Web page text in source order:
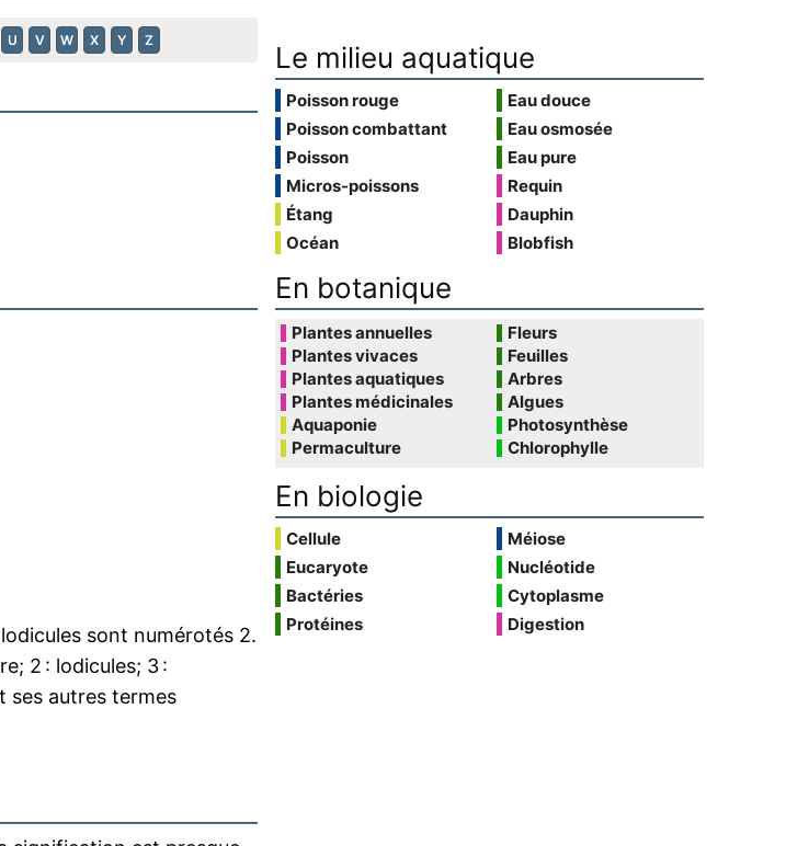
U V W X Y Z
sont numérotés 2.
2 : lodicules; 3 :
ses autres termes
Le milieu aquatique
Poisson rouge
Poisson combattant
Poisson
Micros-poissons
Étang
Océan
Eau douce
Eau osmosée
Eau pure
Requin
Dauphin
Blobfish
En botanique
Plantes annuelles
Plantes vivaces
Plantes aquatiques
Plantes médicinales
Aquaponie
Permaculture
Fleurs
Feuilles
Arbres
Algues
Photosynthèse
Chlorophylle
En biologie
Cellule
Eucaryote
Bactéries
Protéines
Méiose
Nucléotide
Cytoplasme
Digestion